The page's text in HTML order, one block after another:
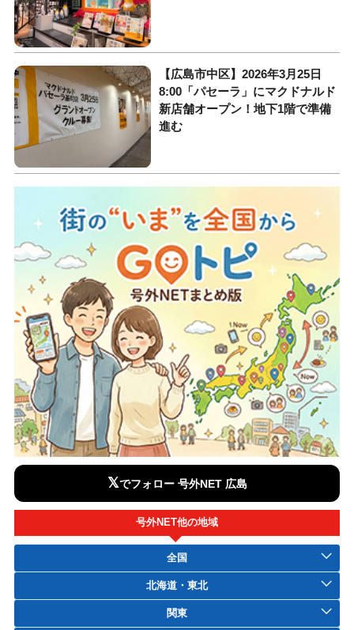
【広島市中区】2026年3月25日
8:00「パセーラ」にマクドナルド
新店舗オープン！地下1階で準備
進む
𝕏でフォロー 号外NET 広島
号外NET他の地域
全国
北海道・東北
関東